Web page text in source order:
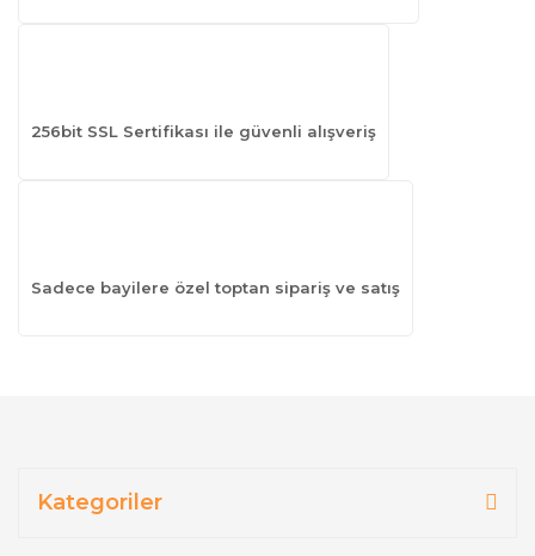
256bit SSL Sertifikası ile güvenli alışveriş
Sadece bayilere özel toptan sipariş ve satış
Kategoriler